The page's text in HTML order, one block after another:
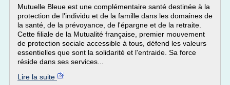
Mutuelle Bleue est une complémentaire santé destinée à la
protection de l'individu et de la famille dans les domaines de
la santé, de la prévoyance, de l'épargne et de la retraite.
Cette filiale de la Mutualité française, premier mouvement
de protection sociale accessible à tous, défend les valeurs
essentielles que sont la solidarité et l'entraide. Sa force
réside dans ses services...
Lire la suite